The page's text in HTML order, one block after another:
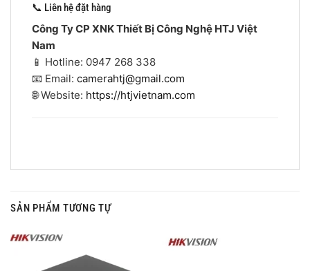
📞 Liên hệ đặt hàng
Công Ty CP XNK Thiết Bị Công Nghệ HTJ Việt
Nam
📱 Hotline: 0947 268 338
📧 Email: camerahtj@gmail.com
🌐 Website: https://htjvietnam.com
SẢN PHẨM TƯƠNG TỰ